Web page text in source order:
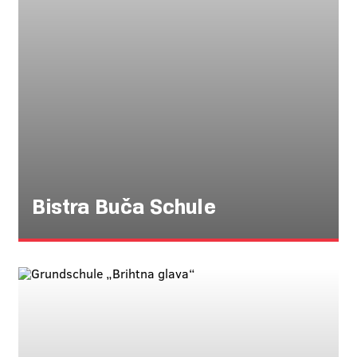
Bistra Buča Schule